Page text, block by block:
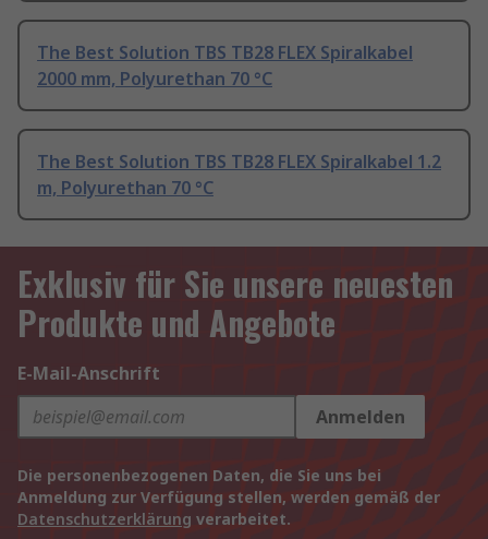
The Best Solution TBS TB28 FLEX Spiralkabel
2000 mm, Polyurethan 70 °C
The Best Solution TBS TB28 FLEX Spiralkabel 1.2
m, Polyurethan 70 °C
Exklusiv für Sie unsere neuesten
Produkte und Angebote
E-Mail-Anschrift
Anmelden
Die personenbezogenen Daten, die Sie uns bei
Anmeldung zur Verfügung stellen, werden gemäß der
Datenschutzerklärung verarbeitet.